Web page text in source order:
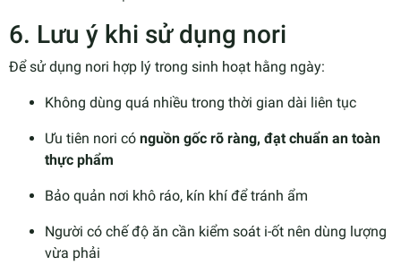
6. Lưu ý khi sử dụng nori
Để sử dụng nori hợp lý trong sinh hoạt hằng ngày:
Không dùng quá nhiều trong thời gian dài liên tục
Ưu tiên nori có nguồn gốc rõ ràng, đạt chuẩn an toàn
thực phẩm
Bảo quản nơi khô ráo, kín khí để tránh ẩm
Người có chế độ ăn cần kiểm soát i-ốt nên dùng lượng
vừa phải